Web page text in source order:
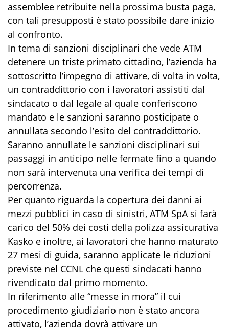
assemblee retribuite nella prossima busta paga,
con tali presupposti è stato possibile dare inizio
al confronto.
In tema di sanzioni disciplinari che vede ATM
detenere un triste primato cittadino, l’azienda ha
sottoscritto l’impegno di attivare, di volta in volta,
un contraddittorio con i lavoratori assistiti dal
sindacato o dal legale al quale conferiscono
mandato e le sanzioni saranno posticipate o
annullata secondo l’esito del contraddittorio.
Saranno annullate le sanzioni disciplinari sui
passaggi in anticipo nelle fermate fino a quando
non sarà intervenuta una verifica dei tempi di
percorrenza.
Per quanto riguarda la copertura dei danni ai
mezzi pubblici in caso di sinistri, ATM SpA si farà
carico del 50% dei costi della polizza assicurativa
Kasko e inoltre, ai lavoratori che hanno maturato
27 mesi di guida, saranno applicate le riduzioni
previste nel CCNL che questi sindacati hanno
rivendicato dal primo momento.
In riferimento alle “messe in mora” il cui
procedimento giudiziario non è stato ancora
attivato, l’azienda dovrà attivare un